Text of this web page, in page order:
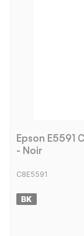
Epson E5591
- Noir
C8E5591